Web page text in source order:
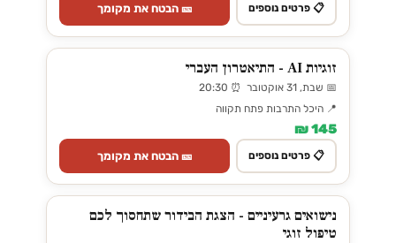
📋 פרטים נוספים 🎫 הבטח את מקומך
זוגיות AI - התיאטרון העברי
📅 שבת, 31 אוקטובר ⏰ 20:30
📍 היכל התרבות פתח תקווה
145 ₪
📋 פרטים נוספים 🎫 הבטח את מקומך
נישואים גרעיניים - הצגת הבידור שתחסוך לכם
טיפול זוגי